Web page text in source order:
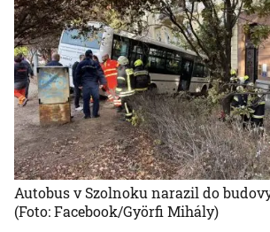
Autobus v Szolnoku narazil do
(Foto: Facebook/Györfi Mihály)